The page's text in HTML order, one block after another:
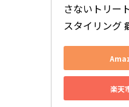
さないトリー
スタイリング
楽天